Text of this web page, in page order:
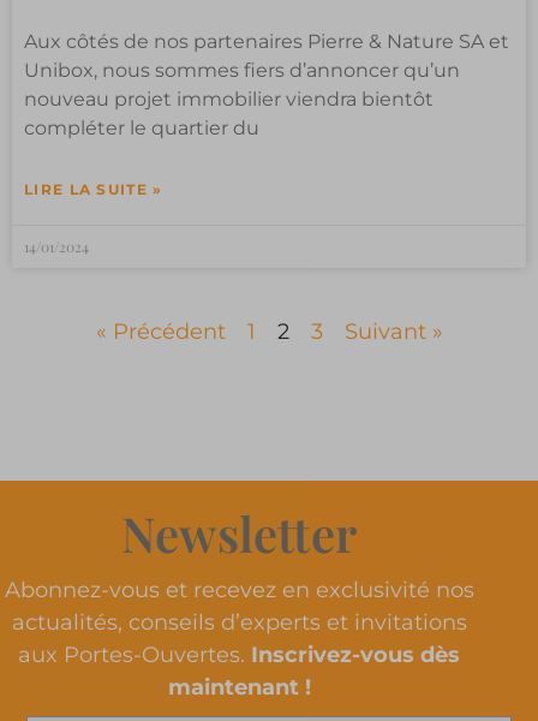
Aux côtés de nos partenaires Pierre & Nature SA et
Unibox, nous sommes fiers d’annoncer qu’un
nouveau projet immobilier viendra bientôt
compléter le quartier du
LIRE LA SUITE »
14/01/2024
« Précédent 1 2 3 Suivant »
Newsletter
Abonnez-vous et recevez en exclusivité nos
actualités, conseils d’experts et invitations
aux Portes-Ouvertes. Inscrivez-vous dès
maintenant !